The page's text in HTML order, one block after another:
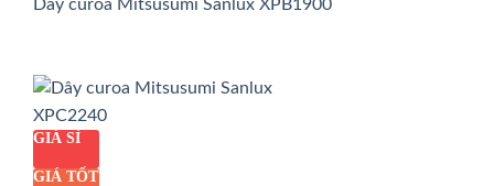
Dây curoa Mitsusumi Sanlux XPB1900
GIÁ SỈ
GIÁ TỐT